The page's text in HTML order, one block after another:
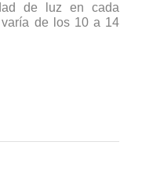
de luz en cada
de los 10 a 14